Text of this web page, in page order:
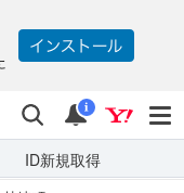
検索 通知
i
ID新規取得